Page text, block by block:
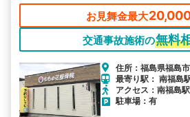
お見舞金最大
交通事故施術の無料
住所：福島県福島
最寄り駅： 南福島
アクセス：南福島
駐車場：有